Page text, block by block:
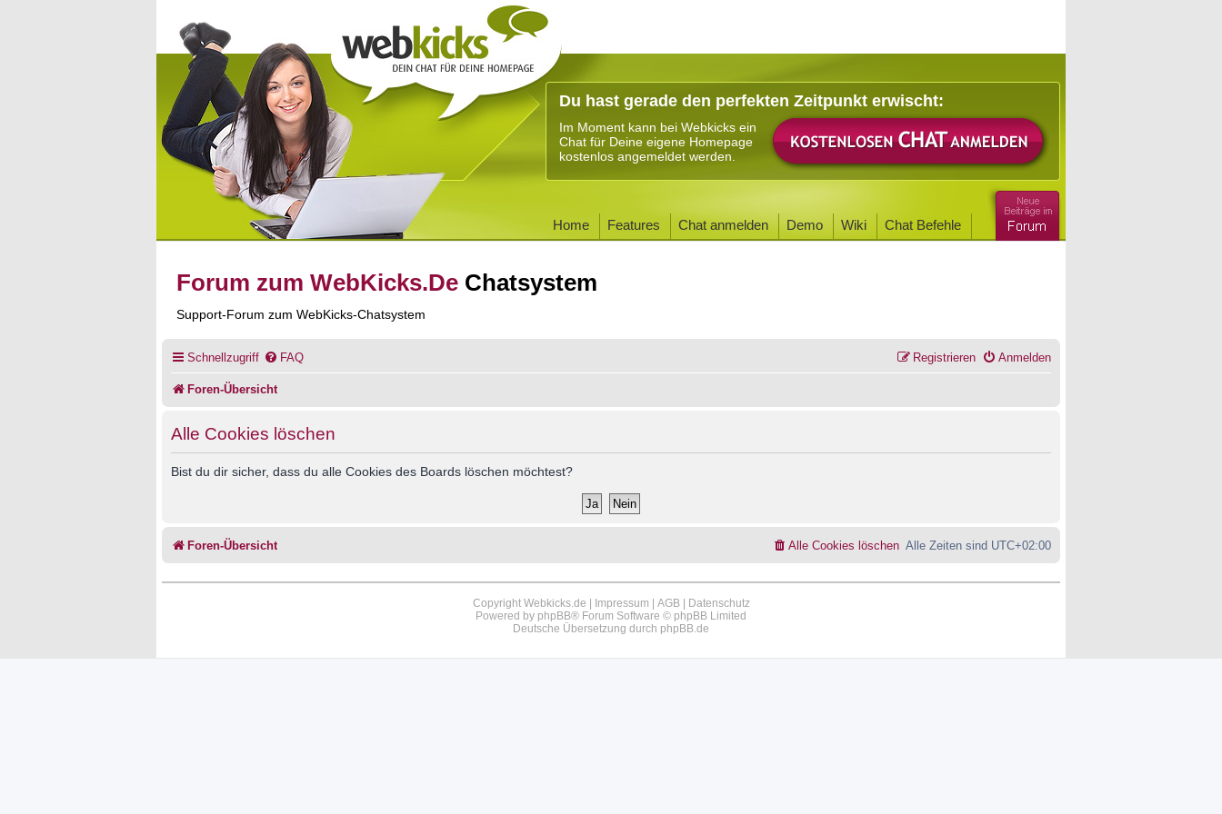
Du hast gerade den perfekten Zeitpunkt erwischt:
Im Moment kann bei Webkicks ein
Chat für Deine eigene Homepage
kostenlos angemeldet werden.
Home Features Chat anmelden Demo Wiki Chat Befehle
Forum zum WebKicks.De Chatsystem
Support-Forum zum WebKicks-Chatsystem
Schnellzugriff FAQ Anmelden
Registrieren
Foren-Übersicht
Alle Cookies löschen
Bist du dir sicher, dass du alle Cookies des Boards löschen möchtest?
Foren-Übersicht Alle Zeiten sind UTC+02:00
Alle Cookies löschen
Copyright Webkicks.de | Impressum AGB|
Datenschutz
Powered by phpBB® Forum Software © phpBB Limited
Deutsche Übersetzung durch phpBB.de